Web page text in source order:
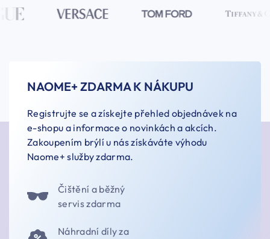
NAOME+ ZDARMA K NÁKUPU
Registrujte se a získejte přehled objednávek na
e-shopu a informace o novinkách a akcích.
Zakoupením brýlí u nás získáváte výhodu
Naome+ služby zdarma.
Čištění a běžný
servis zdarma
Náhradní díly za